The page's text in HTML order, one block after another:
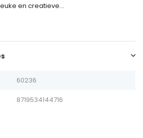
en creatieve...
60236
8719534144716